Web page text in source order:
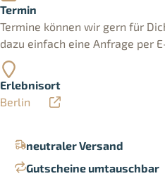
neutraler Versand
Gutscheine umtauschbar
Termin
Termine können wir gern für
dazu einfach eine Anfrage per
Erlebnisort
Berlin